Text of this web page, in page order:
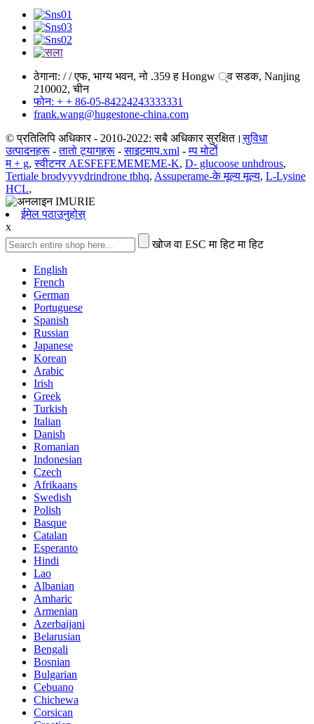
ठेगाना: / / एफ, भाग्य भवन, नो .359 ह Hongw ्व सडक, Nanjing
210002, चीन
फोन: + + 86-05-84224243333331
frank.wang@hugestone-china.com
© प्रतिलिपि अधिकार - 2010-2022: सबै अधिकार सुरक्षित।सुविधा
उत्पादनहरू -तातो ट्यागहरू -साइटमाप.xml -म्प मोर्टो
म + g,स्वीटनर AESFEFEMEMEME-K, D- glucoose unhdrous,
Tertiale brodyyyydrindrone tbhq, Assuperame-के मूल्य मूल्य, L-Lysine
HCL,
ईमेल पठाउनुहोस्
x
खोज वा ESC मा हिट मा हिट
English
French
German
Portuguese
Spanish
Russian
Japanese
Korean
Arabic
Irish
Greek
Turkish
Italian
Danish
Romanian
Indonesian
Czech
Afrikaans
Swedish
Polish
Basque
Catalan
Esperanto
Hindi
Lao
Albanian
Amharic
Armenian
Azerbaijani
Belarusian
Bengali
Bosnian
Bulgarian
Cebuano
Chichewa
Corsican